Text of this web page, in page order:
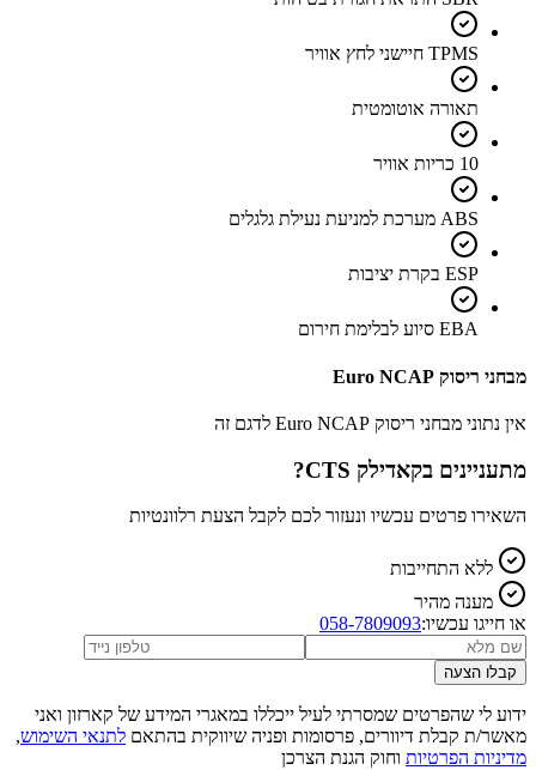
TPMS חיישני לחץ אוויר
תאורה אוטומטית
10 כריות אוויר
ABS מערכת למניעת נעילת גלגלים
ESP בקרת יציבות
EBA סיוע לבלימת חירום
מבחני ריסוק Euro NCAP
אין נתוני מבחני ריסוק Euro NCAP לדגם זה
מתעניינים בקאדילק CTS ?
השאירו פרטים עכשיו ונעזור לכם לקבל הצעת רלוונטיות
ללא התחייבות
מענה מהיר
או חייגו עכשיו:058-7809093
קבלו הצעה
ידוע לי שהפרטים שמסרתי לעיל ייכללו במאגרי המידע של קארזון ואני
מאשר/ת קבלת דיוורים, פרסומות ופניה שיווקית בהתאם לתנאי השימוש,
מדיניות הפרטיות וחוק הגנת הצרכן